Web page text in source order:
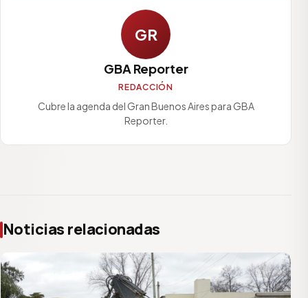
GR
GBA Reporter
REDACCIÓN
Cubre la agenda del Gran Buenos Aires para GBA
Reporter.
Noticias relacionadas